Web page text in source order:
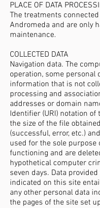
PLACE OF DATA
The treatments
Andromeda and are only
maintenance.
COLLECTED DATA
Navigation data. The
operation, some
information that is not
processing and
addresses or domain
Identifier (URI) notation
the size of the file
(successful, error, etc.)
used for the sole
functioning and are
hypothetical computer
seven days. Data
indicated on this site
any other personal data
the pages of the site set